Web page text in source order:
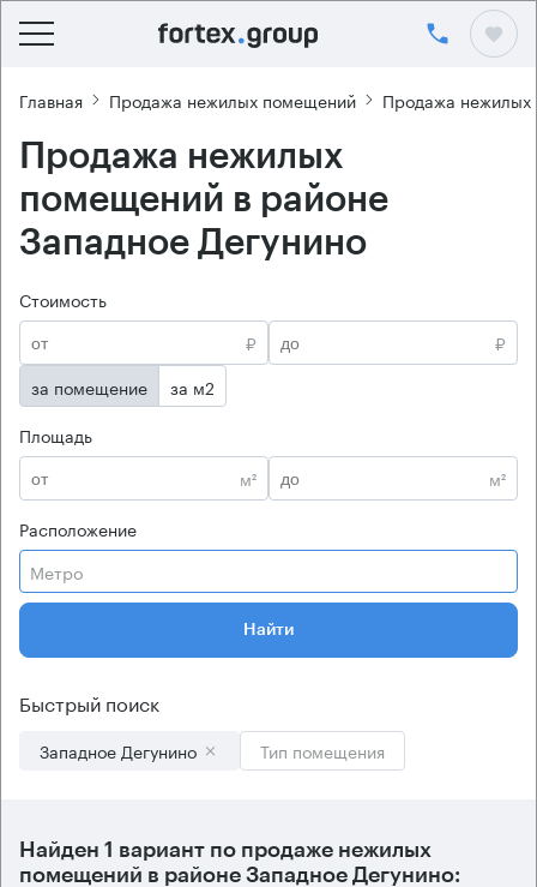
Главная Продажа нежилых помещений Продажа
Продажа нежилых
помещений в районе
Западное Дегунино
Стоимость
₽
₽
за помещение
за м2
Площадь
м²
м²
Расположение
Метро
Найти
Быстрый поиск
Западное Дегунино Тип помещения
Найден 1 вариант по продаже нежилых
помещений в районе Западное Дегунино: